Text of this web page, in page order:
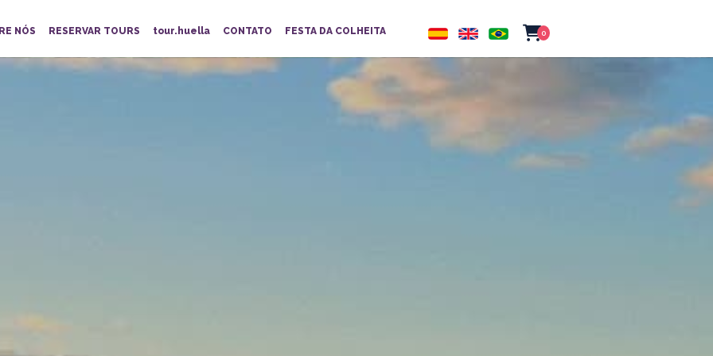
NÓS RESERVAR TOURS tour.huella CONTATO FESTA DA COLHEITA 0